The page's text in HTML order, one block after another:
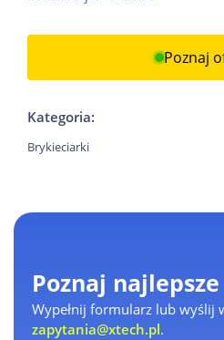
Poznaj
Kategoria:
Brykieciarki
Poznaj
Wypełnij formularz lub wyślij
zapytania@xtech.pl.